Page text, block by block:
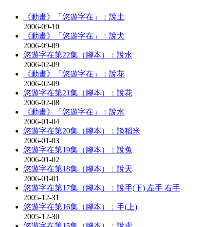
《動畫》「悠遊字在」：說土
2006-09-10
《動畫》「悠遊字在」：說犬
2006-09-09
悠遊字在第22集（腳本）：說水
2006-02-09
《動畫》「悠遊字在」：說花
2006-02-09
悠遊字在第21集（腳本）：說花
2006-02-08
《動畫》「悠遊字在」：說水
2006-01-04
悠遊字在第20集（腳本）：談稻米
2006-01-03
悠遊字在第19集（腳本）：說兔
2006-01-02
悠遊字在第18集（腳本）：說天
2006-01-01
悠遊字在第17集（腳本）：說手(下) 左手 右手
2005-12-31
悠遊字在第16集（腳本）：手(上)
2005-12-30